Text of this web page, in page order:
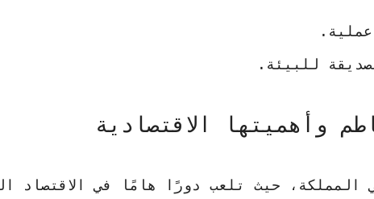
للبيئة.
وأهميتها الاقتصادية
المملكة، حيث تلعب دورًا هامًا في الاقتصاد